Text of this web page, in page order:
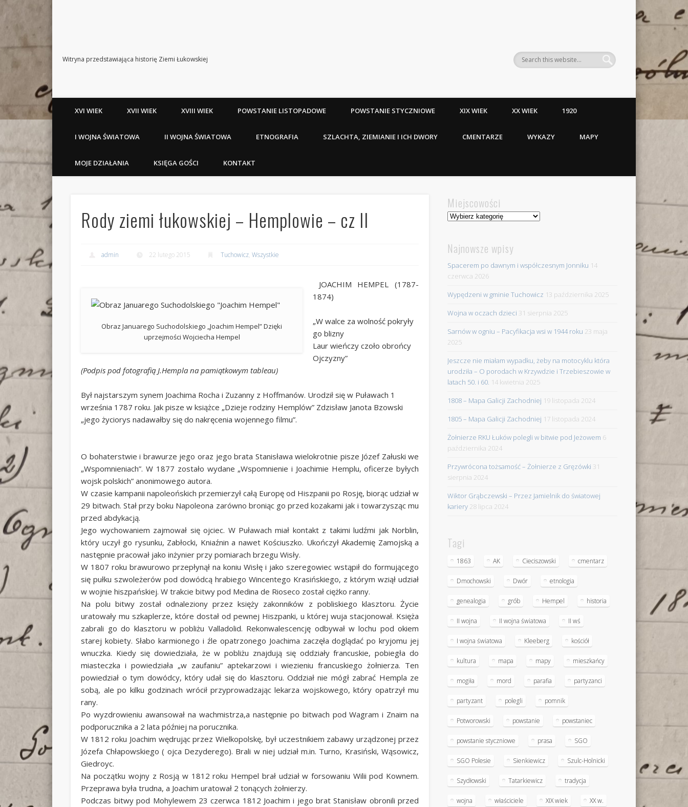
Witryna przedstawiająca historię Ziemi Łukowskiej
XVI WIEK XVII WIEK XVIII WIEK POWSTANIE LISTOPADOWE POWSTANIE STYCZNIOWE XIX WIEK XX WIEK 1920
I WOJNA ŚWIATOWA II WOJNA ŚWIATOWA ETNOGRAFIA SZLACHTA, ZIEMIANIE I ICH DWORY CMENTARZE WYKAZY MAPY
MOJE DZIAŁANIA KSIĘGA GOŚCI KONTAKT
Rody ziemi łukowskiej – Hemplowie – cz II
admin 22 lutego 2015 Tuchowicz,Wszystkie
Obraz Januarego Suchodolskiego „Joachim Hempel” Dzięki
uprzejmości Wojciecha Hempel
JOACHIM HEMPEL (1787-
1874)
„W walce za wolność pokryły
go blizny
Laur wieńczy czoło obrońcy
Ojczyzny”
(Podpis pod fotografią J.Hempla na pamiątkowym tableau)
Był najstarszym synem Joachima Rocha i Zuzanny z Hoffmanów. Urodził się w Puławach 1
września 1787 roku. Jak pisze w książce „Dzieje rodziny Hemplów” Zdzisław Janota Bzowski
„jego życiorys nadawałby się do nakręcenia wojennego filmu”.
O bohaterstwie i brawurze jego oraz jego brata Stanisława wielokrotnie pisze Józef Załuski we
„Wspomnieniach”. W 1877 zostało wydane „Wspomnienie i Joachimie Hemplu, oficerze byłych
wojsk polskich” anonimowego autora.
W czasie kampanii napoleońskich przemierzył całą Europę od Hiszpanii po Rosję, biorąc udział w
29 bitwach. Stał przy boku Napoleona zarówno broniąc go przed kozakami jak i towarzysząc mu
przed abdykacją.
Jego wychowaniem zajmował się ojciec. W Puławach miał kontakt z takimi ludźmi jak Norblin,
który uczył go rysunku, Zabłocki, Kniaźnin a nawet Kościuszko. Ukończył Akademię Zamojską a
następnie pracował jako inżynier przy pomiarach brzegu Wisły.
W 1807 roku brawurowo przepłynął na koniu Wisłę i jako szeregowiec wstąpił do formującego
się pułku szwoleżerów pod dowódcą hrabiego Wincentego Krasińskiego, z którym wziął udział
w wojnie hiszpańskiej. W trakcie bitwy pod Medina de Rioseco został ciężko ranny.
Na polu bitwy został odnaleziony przez księży zakonników z pobliskiego klasztoru. Życie
uratowały mu szkaplerze, które dostał od pewnej Hiszpanki, u której wuja stacjonował. Księża
zabrali go do klasztoru w pobliżu Valladolid. Rekonwalescencję odbywał w lochu pod okiem
starej kobiety. Słabo karmionego i źle opatrzonego Joachima zaczęła doglądać po kryjomu jej
wnuczka. Kiedy się dowiedziała, że w pobliżu znajdują się oddziały francuskie, pobiegła do
miasteczka i powiedziała „w zaufaniu” aptekarzowi i wiezieniu francuskiego żołnierza. Ten
powiedział o tym dowódcy, który udał się do klasztoru. Oddział nie mógł zabrać Hempla ze
sobą, ale po kilku godzinach wrócił przyprowadzając lekarza wojskowego, który opatrzył mu
rany.
Po wyzdrowieniu awansował na wachmistrza,a następnie po bitwach pod Wagram i Znaim na
podporucznika a 2 lata później na porucznika.
W 1812 roku Joachim wędrując przez Wielkopolskę, był uczestnikiem zabawy urządzonej przez
Józefa Chłapowskiego ( ojca Dezyderego). Brali w niej udział m.in. Turno, Krasiński, Wąsowicz,
Giedroyc.
Na początku wojny z Rosją w 1812 roku Hempel brał udział w forsowaniu Wilii pod Kownem.
Przeprawa była trudna, a Joachim uratował 2 tonących żołnierzy.
Podczas bitwy pod Mohylewem 23 czerwca 1812 Joachim i jego brat Stanisław obronili przed
Miejscowości
Miejscowości
Najnowsze wpisy
Spacerem po dawnym i współczesnym Jonniku 14
czerwca 2026
Wypędzeni w gminie Tuchowicz 13 października 2025
Wojna w oczach dzieci 31 sierpnia 2025
Sarnów w ogniu – Pacyfikacja wsi w 1944 roku 23 maja
2025
Jeszcze nie miałam wypadku, żeby na motocyklu która
urodziła – O porodach w Krzywdzie i Trzebieszowie w
latach 50. i 60. 14 kwietnia 2025
1808 – Mapa Galicji Zachodniej 19 listopada 2024
1805 – Mapa Galicji Zachodniej 17 listopada 2024
Żołnierze RKU Łuków polegli w bitwie pod Jeżowem 6
października 2024
Przywrócona tożsamość – Żołnierze z Gręzówki 31
sierpnia 2024
Wiktor Grąbczewski – Przez Jamielnik do światowej
kariery 28 lipca 2024
Tagi
1863 AK Cieciszowski cmentarz
Dmochowski Dwór etnologia
genealogia grób Hempel historia
II wojna II wojna światowa II wś
I wojna światowa Kleeberg kościół
kultura mapa mapy mieszkańcy
mogiła mord parafia partyzanci
partyzant polegli pomnik
Potworowski powstanie powstaniec
powstanie styczniowe prasa SGO
SGO Polesie Sienkiewicz Szulc-Holnicki
Szydłowski Tatarkiewicz tradycja
wojna właściciele XIX wiek XX w.